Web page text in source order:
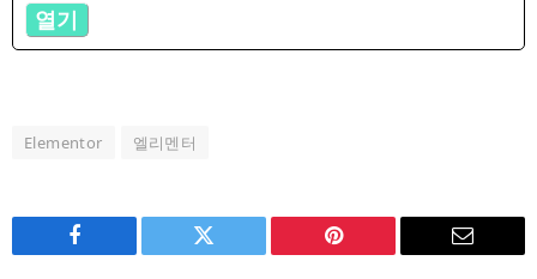
열기
Elementor 엘리멘터
Facebook Twitter Pinterest Email